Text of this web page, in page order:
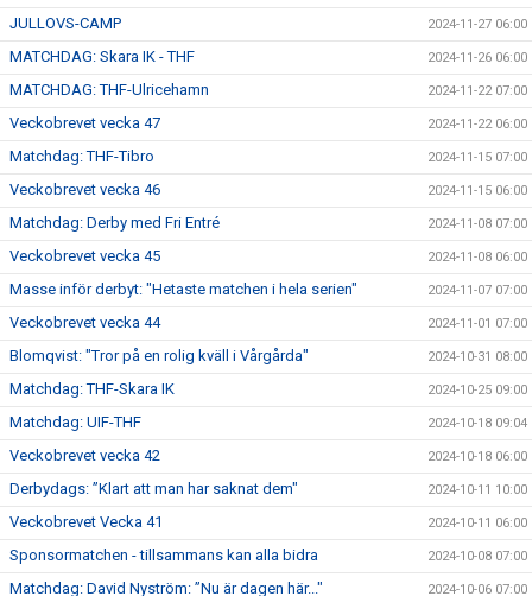
JULLOVS-CAMP 2024-11-27 06:00
MATCHDAG: Skara IK - THF 2024-11-26 06:00
MATCHDAG: THF-Ulricehamn 2024-11-22 07:00
Veckobrevet vecka 47 2024-11-22 06:00
Matchdag: THF-Tibro 2024-11-15 07:00
Veckobrevet vecka 46 2024-11-15 06:00
Matchdag: Derby med Fri Entré 2024-11-08 07:00
Veckobrevet vecka 45 2024-11-08 06:00
Masse inför derbyt: "Hetaste matchen i hela serien" 2024-11-07 07:00
Veckobrevet vecka 44 2024-11-01 07:00
Blomqvist: "Tror på en rolig kväll i Vårgårda" 2024-10-31 08:00
Matchdag: THF-Skara IK 2024-10-25 09:00
Matchdag: UIF-THF 2024-10-18 09:04
Veckobrevet vecka 42 2024-10-18 06:00
Derbydags: ”Klart att man har saknat dem" 2024-10-11 10:00
Veckobrevet Vecka 41 2024-10-11 06:00
Sponsormatchen - tillsammans kan alla bidra 2024-10-08 07:00
Matchdag: David Nyström: ”Nu är dagen här..." 2024-10-06 07:00